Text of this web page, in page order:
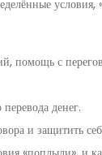
условия,
помощь с
денег.
и защитить